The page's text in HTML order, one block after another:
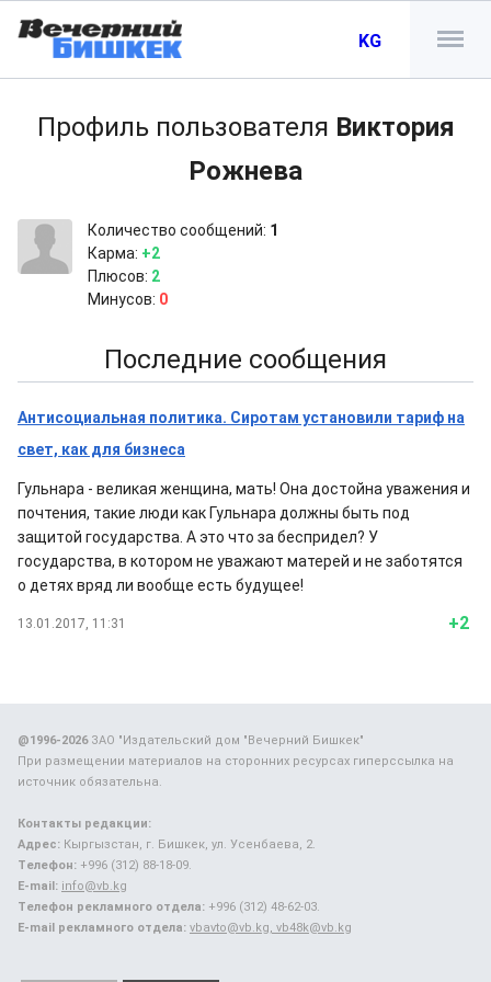
KG
Профиль пользователя Виктория
Рожнева
Количество сообщений: 1
Карма: +2
Плюсов: 2
Минусов: 0
Последние сообщения
Антисоциальная политика. Сиротам установили тариф на
свет, как для бизнеса
Гульнара - великая женщина, мать! Она достойна уважения и
почтения, такие люди как Гульнара должны быть под
защитой государства. А это что за беспридел? У
государства, в котором не уважают матерей и не заботятся
о детях вряд ли вообще есть будущее!
13.01.2017, 11:31 +2
@1996-2026ЗАО "Издательский дом "Вечерний Бишкек"
При размещении материалов на сторонних ресурсах гиперссылка на
источник обязательна.
Контакты редакции:
Адрес: Кыргызстан, г. Бишкек, ул. Усенбаева, 2.
Телефон: +996 (312) 88-18-09.
E-mail: info@vb.kg
Телефон рекламного отдела: +996 (312) 48-62-03.
E-mail рекламного отдела: vbavto@vb.kg, vb48k@vb.kg